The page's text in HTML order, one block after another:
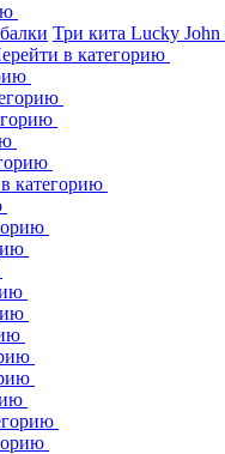
Три кита Lucky John
в категорию
категорию